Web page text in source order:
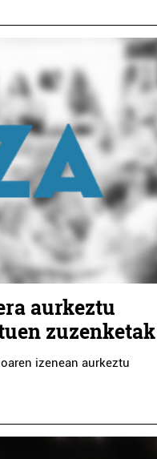
aurkeztu
zuzenketak
izenean aurkeztu